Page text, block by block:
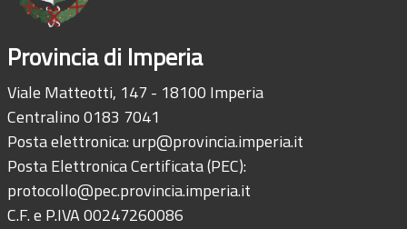
Provincia di Imperia
Viale Matteotti, 147 - 18100 Imperia
Centralino 0183 7041
Posta elettronica:urp@provincia.imperia.it
Posta Elettronica Certificata (PEC):
protocollo@pec.provincia.imperia.it
C.F. e P.IVA 00247260086